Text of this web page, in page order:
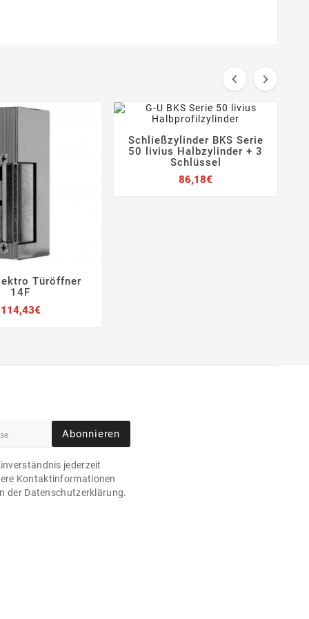
 
 
Türöffner
14F
114,43€Preis
   
Schließzylinder BKS Serie
50 livius Halbzylinder + 3
Schlüssel
86,18€
Abonnieren
jederzeit
Kontaktinformationen
der Datenschutzerklärung.